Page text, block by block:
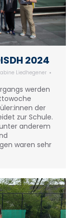
2024
Liedhegener
werden
der
zur Schule.
anderem
waren sehr